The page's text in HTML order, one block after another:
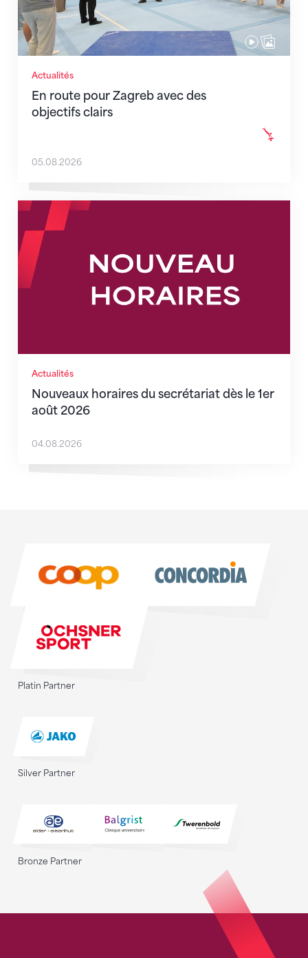
Actualités
En route pour Zagreb avec des
objectifs clairs
05.08.2026
Actualités
Nouveaux horaires du secrétariat dès le 1er
août 2026
Nouveaux horaires du secrétariat dès le 1er août
04.08.2026
Platin Partner
Silver Partner
Bronze Partner